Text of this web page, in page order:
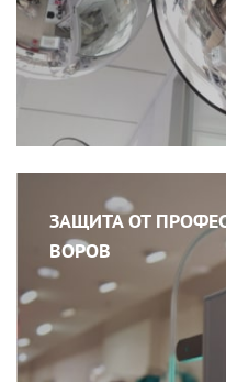
ЗАЩИТА ОТ
ВОРОВ